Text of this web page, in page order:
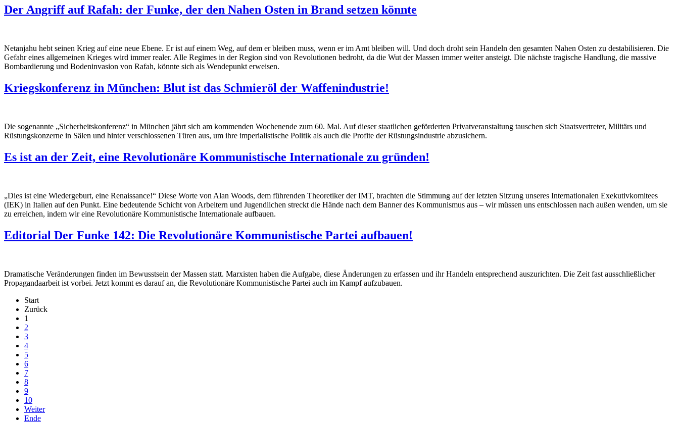
Der Angriff auf Rafah: der Funke, der den Nahen Osten in Brand setzen könnte
Netanjahu hebt seinen Krieg auf eine neue Ebene. Er ist auf einem Weg, auf dem er bleiben muss, wenn er im Amt bleiben will. Und doch droht sein Handeln den gesamten Nahen Osten zu destabilisieren. Die
Gefahr eines allgemeinen Krieges wird immer realer. Alle Regimes in der Region sind von Revolutionen bedroht, da die Wut der Massen immer weiter ansteigt. Die nächste tragische Handlung, die massive
Bombardierung und Bodeninvasion von Rafah, könnte sich als Wendepunkt erweisen.
Kriegskonferenz in München: Blut ist das Schmieröl der Waffenindustrie!
Die sogenannte „Sicherheitskonferenz“ in München jährt sich am kommenden Wochenende zum 60. Mal. Auf dieser staatlichen geförderten Privatveranstaltung tauschen sich Staatsvertreter, Militärs und
Rüstungskonzerne in Sälen und hinter verschlossenen Türen aus, um ihre imperialistische Politik als auch die Profite der Rüstungsindustrie abzusichern.
Es ist an der Zeit, eine Revolutionäre Kommunistische Internationale zu gründen!
„Dies ist eine Wiedergeburt, eine Renaissance!“ Diese Worte von Alan Woods, dem führenden Theoretiker der IMT, brachten die Stimmung auf der letzten Sitzung unseres Internationalen Exekutivkomitees
(IEK) in Italien auf den Punkt. Eine bedeutende Schicht von Arbeitern und Jugendlichen streckt die Hände nach dem Banner des Kommunismus aus – wir müssen uns entschlossen nach außen wenden, um sie
zu erreichen, indem wir eine Revolutionäre Kommunistische Internationale aufbauen.
Editorial Der Funke 142: Die Revolutionäre Kommunistische Partei aufbauen!
Dramatische Veränderungen finden im Bewusstsein der Massen statt. Marxisten haben die Aufgabe, diese Änderungen zu erfassen und ihr Handeln entsprechend auszurichten. Die Zeit fast ausschließlicher
Propagandaarbeit ist vorbei. Jetzt kommt es darauf an, die Revolutionäre Kommunistische Partei auch im Kampf aufzubauen.
Start
Zurück
1
2
3
4
5
6
7
8
9
10
Weiter
Ende